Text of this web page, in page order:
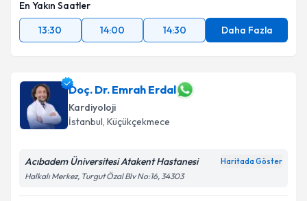
Takvim Talebini Gönder
En Yakın Saatler
13:30
14:00 14:30 Daha Fazla
Doç. Dr. Emrah Erdal
Kardiyoloji
İstanbul, Küçükçekmece
Acıbadem Üniversitesi Atakent Hastanesi Haritada Göster
Halkalı Merkez, Turgut Özal Blv No:16, 34303